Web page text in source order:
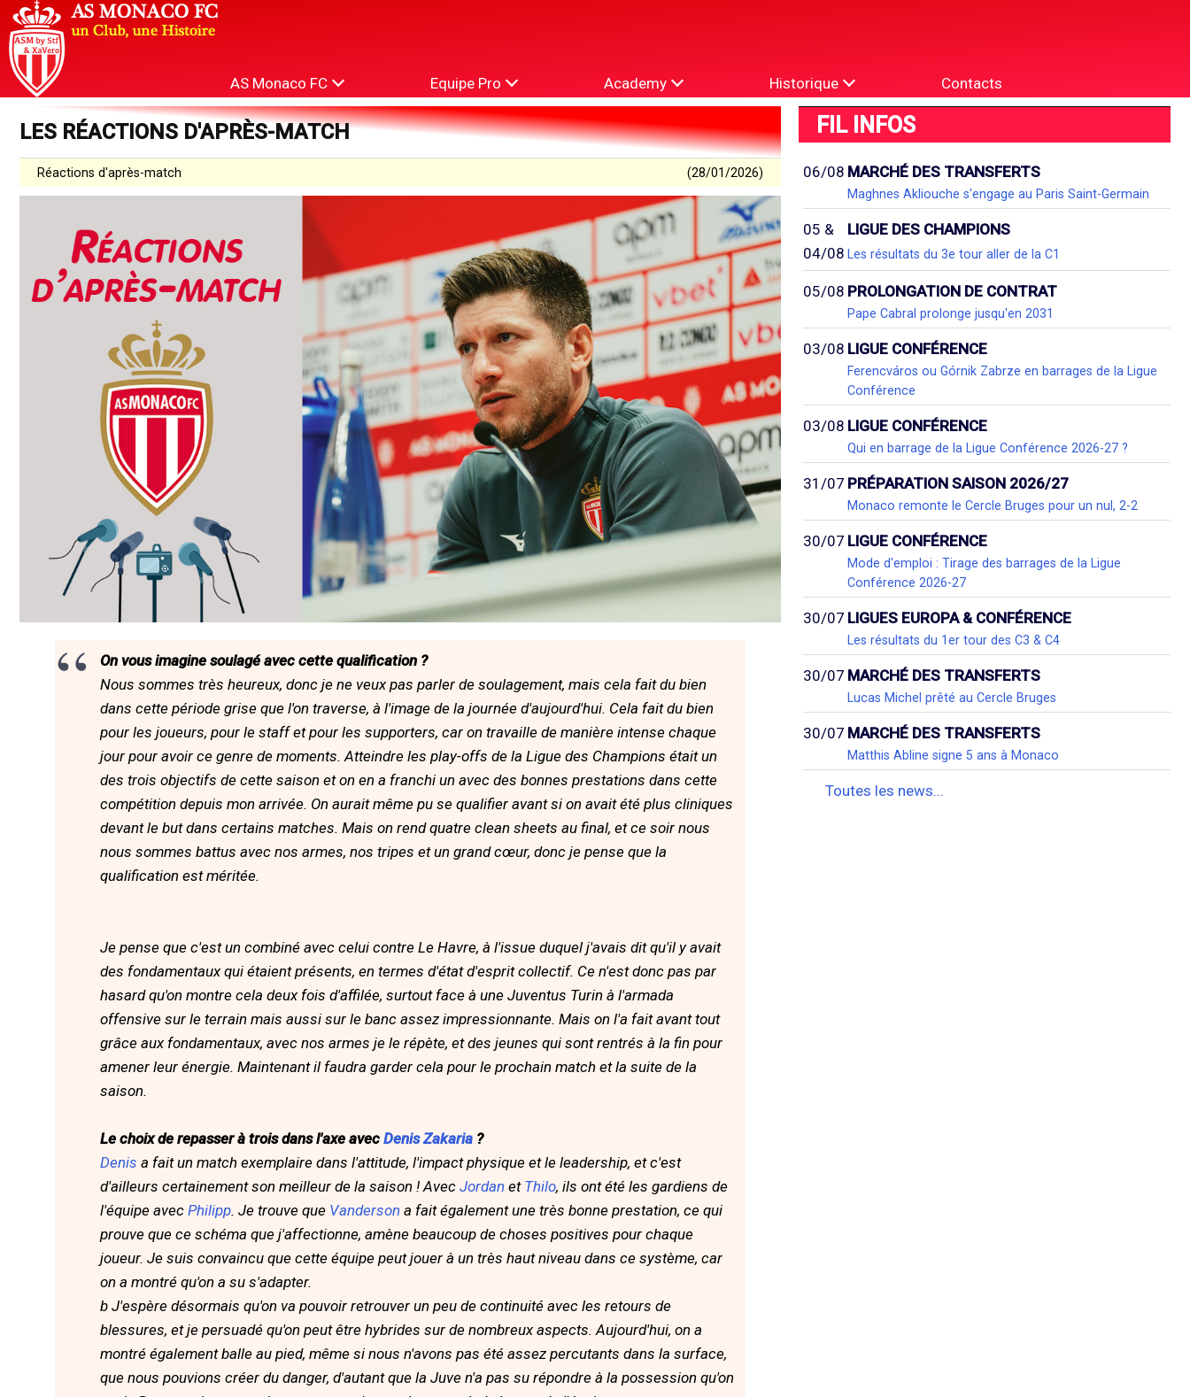
AS Monaco FC Equipe Pro Academy Historique Contacts
LES RÉACTIONS D'APRÈS-MATCH
Réactions d'après-match (28/01/2026)
On vous imagine soulagé avec cette qualification ?
Nous sommes très heureux, donc je ne veux pas parler de soulagement, mais cela fait du bien
dans cette période grise que l'on traverse, à l'image de la journée d'aujourd'hui. Cela fait du bien
pour les joueurs, pour le staff et pour les supporters, car on travaille de manière intense chaque
jour pour avoir ce genre de moments. Atteindre les play-offs de la Ligue des Champions était un
des trois objectifs de cette saison et on en a franchi un avec des bonnes prestations dans cette
compétition depuis mon arrivée. On aurait même pu se qualifier avant si on avait été plus cliniques
devant le but dans certains matches. Mais on rend quatre clean sheets au final, et ce soir nous
nous sommes battus avec nos armes, nos tripes et un grand cœur, donc je pense que la
qualification est méritée.
Je pense que c'est un combiné avec celui contre Le Havre, à l'issue duquel j'avais dit qu'il y avait
des fondamentaux qui étaient présents, en termes d'état d'esprit collectif. Ce n'est donc pas par
hasard qu'on montre cela deux fois d'affilée, surtout face à une Juventus Turin à l'armada
offensive sur le terrain mais aussi sur le banc assez impressionnante. Mais on l'a fait avant tout
grâce aux fondamentaux, avec nos armes je le répète, et des jeunes qui sont rentrés à la fin pour
amener leur énergie. Maintenant il faudra garder cela pour le prochain match et la suite de la
saison.
Le choix de repasser à trois dans l'axe avec Denis Zakaria ?
Denis a fait un match exemplaire dans l'attitude, l'impact physique et le leadership, et c'est
d'ailleurs certainement son meilleur de la saison ! Avec Jordan et Thilo, ils ont été les gardiens de
l'équipe avec Philipp. Je trouve que Vanderson a fait également une très bonne prestation, ce qui
prouve que ce schéma que j'affectionne, amène beaucoup de choses positives pour chaque
joueur. Je suis convaincu que cette équipe peut jouer à un très haut niveau dans ce système, car
on a montré qu'on a su s'adapter.
b J'espère désormais qu'on va pouvoir retrouver un peu de continuité avec les retours de
blessures, et je persuadé qu'on peut être hybrides sur de nombreux aspects. Aujourd'hui, on a
montré également balle au pied, même si nous n'avons pas été assez percutants dans la surface,
que nous pouvions créer du danger, d'autant que la Juve n'a pas su répondre à la possession qu'on
FIL INFOS
06/08 MARCHÉ DES TRANSFERTS
Maghnes Akliouche s'engage au Paris Saint-Germain
05 &
04/08
LIGUE DES CHAMPIONS
Les résultats du 3e tour aller de la C1
05/08 PROLONGATION DE CONTRAT
Pape Cabral prolonge jusqu'en 2031
03/08 LIGUE CONFÉRENCE
Ferencváros ou Górnik Zabrze en barrages de la Ligue
Conférence
03/08 LIGUE CONFÉRENCE
Qui en barrage de la Ligue Conférence 2026-27 ?
31/07 PRÉPARATION SAISON 2026/27
Monaco remonte le Cercle Bruges pour un nul, 2-2
30/07 LIGUE CONFÉRENCE
Mode d'emploi : Tirage des barrages de la Ligue
Conférence 2026-27
30/07 LIGUES EUROPA & CONFÉRENCE
Les résultats du 1er tour des C3 & C4
30/07 MARCHÉ DES TRANSFERTS
Lucas Michel prêté au Cercle Bruges
30/07 MARCHÉ DES TRANSFERTS
Matthis Abline signe 5 ans à Monaco
Toutes les news...